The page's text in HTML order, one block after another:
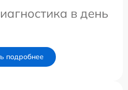
в день
подробнее